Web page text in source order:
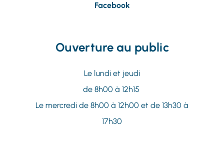
Facebook
Ouverture au public
Le lundi et jeudi
de 8h00 à 12h15
Le mercredi de 8h00 à 12h00 et de 13h30 à
17h30